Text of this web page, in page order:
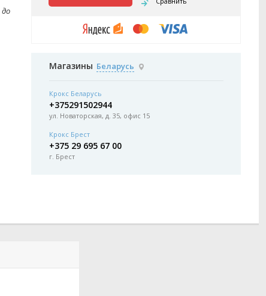
Магазины Беларусь
Крокс Беларусь
+375291502944
ул. Новаторская, д. 35, офис 15
Крокс Брест
+375 29 695 67 00
г. Брест
до